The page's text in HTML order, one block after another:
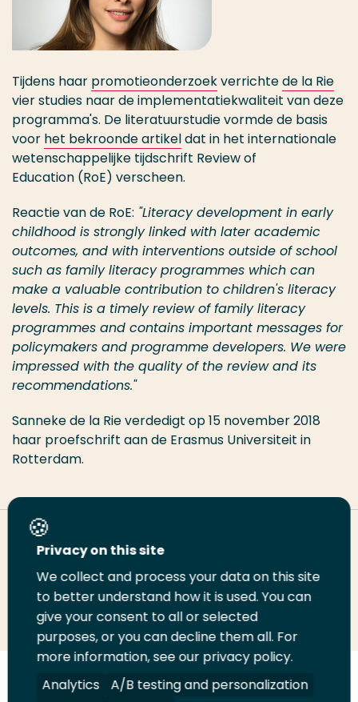
Tijdens haar promotieonderzoekverrichtede la Rie
vier studies naar de implementatiekwaliteit van deze
programma's. De literatuurstudie vormde de basis
voor het bekroonde artikeldat in het internationale
wetenschappelijke tijdschrift Review of
Education (RoE) verscheen.
Reactie van de RoE: "Literacy development in early
childhood is strongly linked with later academic
outcomes, and with interventions outside of school
such as family literacy programmes which can
make a valuable contribution to children's literacy
levels. This is a timely review of family literacy
programmes and contains important messages for
policymakers and programme developers. We were
impressed with the quality of the review and its
recommendations."
Sanneke de la Rie verdedigt op 15 november 2018
haar proefschrift aan de Erasmus Universiteit in
Rotterdam.
Deel deze pagina
Deel
LinkedIn
Deel
op
Twitter
Deel
op
Facebook
Email
deze
pagina
Print
deze
pagina
VolgVolgVolgVolg
Privacy on this site
We collect and process your data on this site
to better understand how it is used. You can
give your consent to all or selected
purposes, or you can decline them all. For
more information, see our privacy policy.
Analytics
A/B testing and personalization